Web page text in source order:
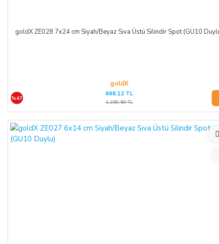
goldX ZE028 7x24 cm Siyah/Beyaz Sıva Üstü Silindir Spot (GU10
goldX
%47
668,12 TL
1.260,60 TL